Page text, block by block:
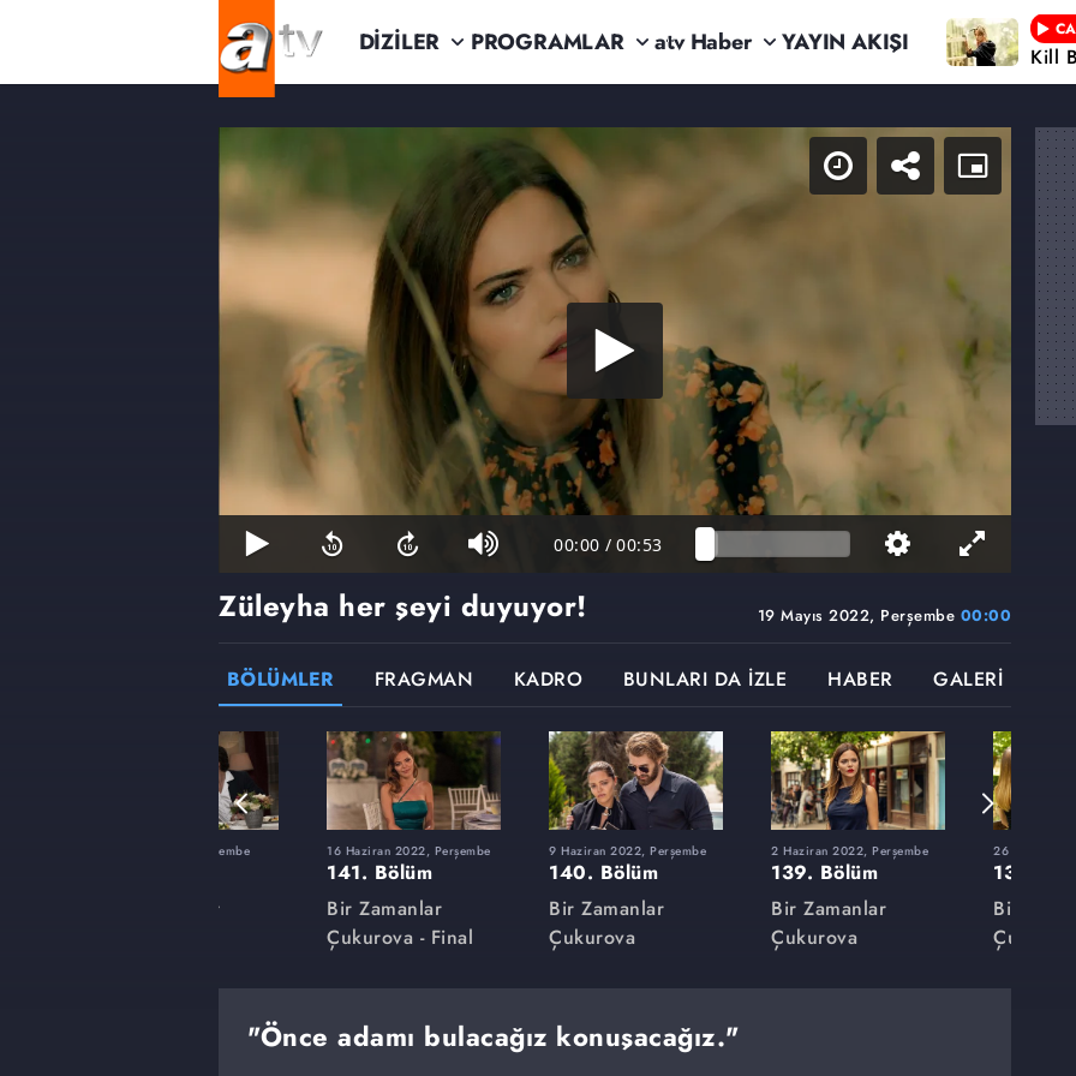
DİZİLER PROGRAMLAR atv Haber YAYIN AKIŞI Kill
00:00 / 00:53
19 Mayıs 2022, Perşembe 00:00
Züleyha her şeyi duyuyor!
BÖLÜMLER FRAGMAN KADRO BUNLARI DA İZLE HABER GALERİ
10 Mart 2022, Perşembe
Bir Zamanlar
16 Haziran 2022, Perşembe
141. Bölüm
Bir Zamanlar
Çukurova - Final
9 Haziran 2022, Perşembe
140. Bölüm
Bir Zamanlar
Çukurova
2 Haziran 2022, Perşembe
139. Bölüm
Bir Zamanlar
Çukurova
26 Mayıs
138.
Bir
Çukurova
"Önce adamı bulacağız konuşacağız."